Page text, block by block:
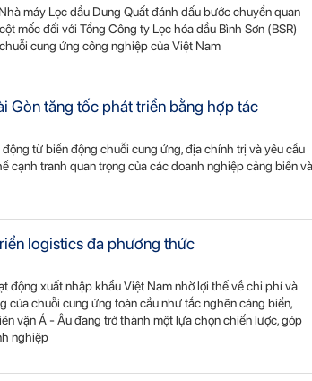
máy Lọc dầu Dung Quất đánh dấu bước chuyển quan
mốc đối với Tổng Công ty Lọc hóa dầu Bình Sơn (BSR)
cung ứng công nghiệp của Việt Nam
Gòn tăng tốc phát triển bằng hợp tác
từ biến động chuỗi cung ứng, địa chính trị và yêu cầu
cạnh tranh quan trọng của các doanh nghiệp cảng biển và
logistics đa phương thức
động xuất nhập khẩu Việt Nam nhờ lợi thế về chi phí và
của chuỗi cung ứng toàn cầu như tắc nghẽn cảng biển,
vận Á - Âu đang trở thành một lựa chọn chiến lược, góp
nghiệp